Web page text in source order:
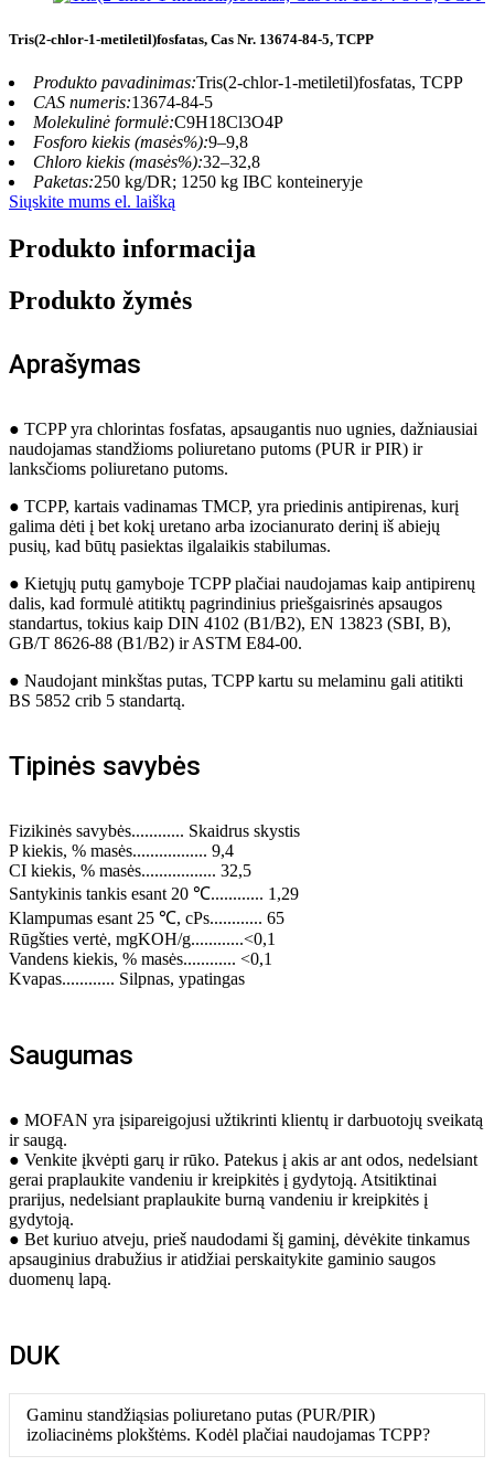
Tris(2-chlor-1-metiletil)fosfatas, Cas Nr. 13674-84-5, TCPP
Produkto pavadinimas:Tris(2-chlor-1-metiletil)fosfatas, TCPP
CAS numeris:13674-84-5
Molekulinė formulė:C9H18Cl3O4P
Fosforo kiekis (masės%):9–9,8
Chloro kiekis (masės%):32–32,8
Paketas:250 kg/DR; 1250 kg IBC konteineryje
Siųskite mums el. laišką
Produkto informacija
Produkto žymės
Aprašymas
● TCPP yra chlorintas fosfatas, apsaugantis nuo ugnies, dažniausiai
naudojamas standžioms poliuretano putoms (PUR ir PIR) ir
lanksčioms poliuretano putoms.
● TCPP, kartais vadinamas TMCP, yra priedinis antipirenas, kurį
galima dėti į bet kokį uretano arba izocianurato derinį iš abiejų
pusių, kad būtų pasiektas ilgalaikis stabilumas.
● Kietųjų putų gamyboje TCPP plačiai naudojamas kaip antipirenų
dalis, kad formulė atitiktų pagrindinius priešgaisrinės apsaugos
standartus, tokius kaip DIN 4102 (B1/B2), EN 13823 (SBI, B),
GB/T 8626-88 (B1/B2) ir ASTM E84-00.
● Naudojant minkštas putas, TCPP kartu su melaminu gali atitikti
BS 5852 crib 5 standartą.
Tipinės savybės
Fizikinės savybės............ Skaidrus skystis
P kiekis, % masės................. 9,4
CI kiekis, % masės................. 32,5
Santykinis tankis esant 20 ℃............ 1,29
Klampumas esant 25 ℃, cPs............ 65
Rūgšties vertė, mgKOH/g............<0,1
Vandens kiekis, % masės............ <0,1
Kvapas............ Silpnas, ypatingas
Saugumas
● MOFAN yra įsipareigojusi užtikrinti klientų ir darbuotojų sveikatą
ir saugą.
● Venkite įkvėpti garų ir rūko. Patekus į akis ar ant odos, nedelsiant
gerai praplaukite vandeniu ir kreipkitės į gydytoją. Atsitiktinai
prarijus, nedelsiant praplaukite burną vandeniu ir kreipkitės į
gydytoją.
● Bet kuriuo atveju, prieš naudodami šį gaminį, dėvėkite tinkamus
apsauginius drabužius ir atidžiai perskaitykite gaminio saugos
duomenų lapą.
DUK
Gaminu standžiąsias poliuretano putas (PUR/PIR)
izoliacinėms plokštėms. Kodėl plačiai naudojamas TCPP?